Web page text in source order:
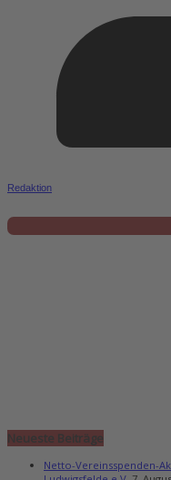
Redaktion
Neueste Beiträge
Netto-Vereinsspenden-